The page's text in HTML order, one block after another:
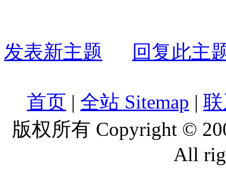
发表新主题 回复此主
首页 | 全站 Sitemap |
版权所有 Copyright ©
All